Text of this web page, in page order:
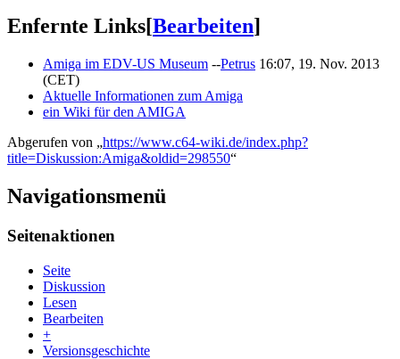
Enfernte Links[Bearbeiten]
Amiga im EDV-US Museum --Petrus 16:07, 19. Nov. 2013
(CET)
Aktuelle Informationen zum Amiga
ein Wiki für den AMIGA
Abgerufen von „https://www.c64-wiki.de/index.php?
title=Diskussion:Amiga&oldid=298550“
Navigationsmenü
Seitenaktionen
Seite
Diskussion
Lesen
Bearbeiten
+
Versionsgeschichte